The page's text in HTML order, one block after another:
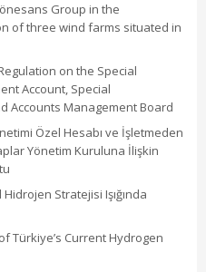
Group in the
of three wind farms situated in
on the Special
Account, Special
Accounts Management Board
Özel Hesabı ve İşletmeden
Yönetim Kuruluna İlişkin
Stratejisi Işığında
Türkiye’s Current Hydrogen